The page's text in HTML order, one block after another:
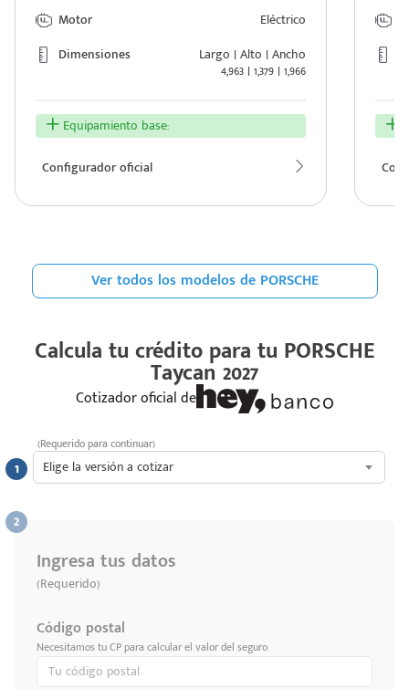
Motor
Eléctrico
Dimensiones
Largo | Alto | Ancho
4,963 | 1,379 | 1,966
Equipamiento base:
Configurador oficial
Ver todos los modelos de PORSCHE
Calcula tu crédito para tu PORSCHE
Taycan 2027
Cotizador oficial de
Elige la versión a cotizar
(Requerido para continuar)
Ingresa tus datos
(Requerido)
Código postal
Necesitamos tu CP para calcular el valor del seguro